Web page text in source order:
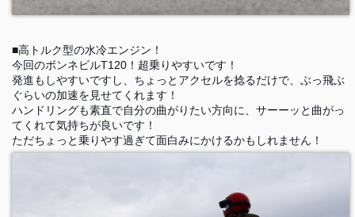
■高トルク型の水冷エンジン！
今回のボンネビルT120！超乗りやすいです！
発進もしやすいですし、ちょっとアクセルを捻るだけで、ぶっ飛ぶ
ぐらいの加速を見せてくれます！
ハンドリングも素直で自分の曲がりたい方向に、サーーッと曲がっ
てくれて気持ちが良いです！
ただちょっと乗りやす過ぎて面白みにかけるかもしれません！